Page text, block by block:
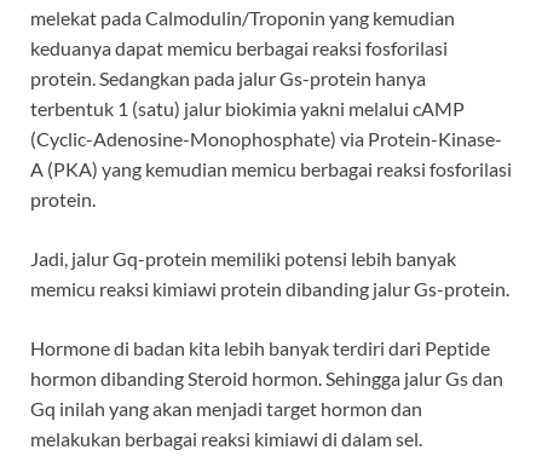
melekat pada Calmodulin/Troponin yang kemudian
keduanya dapat memicu berbagai reaksi fosforilasi
protein. Sedangkan pada jalur Gs-protein hanya
terbentuk 1 (satu) jalur biokimia yakni melalui cAMP
(Cyclic-Adenosine-Monophosphate) via Protein-Kinase-
A (PKA) yang kemudian memicu berbagai reaksi fosforilasi
protein.
Jadi, jalur Gq-protein memiliki potensi lebih banyak
memicu reaksi kimiawi protein dibanding jalur Gs-protein.
Hormone di badan kita lebih banyak terdiri dari Peptide
hormon dibanding Steroid hormon. Sehingga jalur Gs dan
Gq inilah yang akan menjadi target hormon dan
melakukan berbagai reaksi kimiawi di dalam sel.